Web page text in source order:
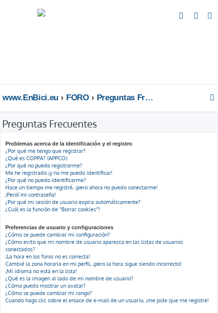
www.EnBici.eu FORO Preguntas Frecuentes
Preguntas Frecuentes
Problemas acerca de la identificación y el registro
¿Por qué me tengo que registrar?
¿Qué es COPPA? (APPCO)
¿Por qué no puedo registrarme?
Me he registrado ¡y no me puedo identificar!
¿Por qué no puedo identificarme?
Hace un tiempo me registré, ¡pero ahora no puedo conectarme!
¡Perdí mi contraseña!
¿Por qué mi sesión de usuario expira automáticamente?
¿Cuál es la función de "Borrar cookies"?
Preferencias de usuario y configuraciones
¿Cómo se puede cambiar mi configuración?
¿Cómo evito que mi nombre de usuario aparezca en las listas de usuarios
conectados?
¡La hora en los foros no es correcta!
Cambié la zona horaria en mi perfil, ¡pero la hora sigue siendo incorrecto!
¡Mi idioma no está en la lista!
¿Qué es la imagen al lado de mi nombre de usuario?
¿Cómo puedo mostrar un avatar?
¿Cómo se puede cambiar mi rango?
Cuando hago clic sobre el enlace de e-mail de un usuario, ¡me pide que me registre!